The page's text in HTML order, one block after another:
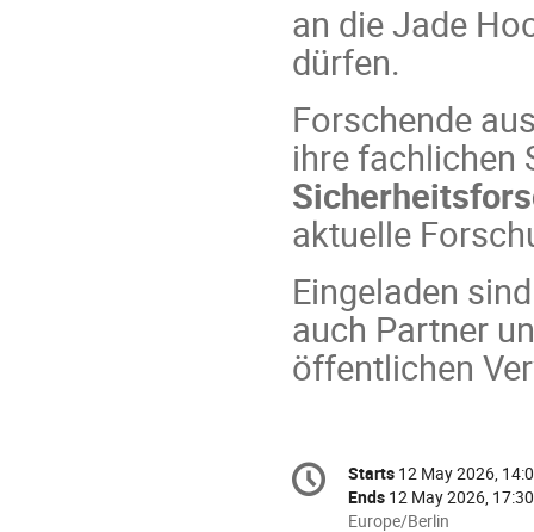
an die Jade
dürfen.
Forschende
ihre fachlichen
aktuelle
Eingeladen
auch Partner
öffentlichen
Conference
information
Date/Time
Starts 12 May 2026,
Ends 12 May 2026, 17:30
All
Europe/Berlin